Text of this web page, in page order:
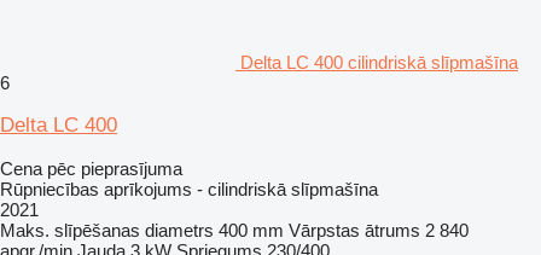
Delta LC 400 cilindriskā slīpmašīna
6
Delta LC 400
Cena pēc pieprasījuma
Rūpniecības aprīkojums - cilindriskā slīpmašīna
2021
Maks. slīpēšanas diametrs 400 mm Vārpstas ātrums 2 840
apgr./min Jauda 3 kW Spriegums 230/400